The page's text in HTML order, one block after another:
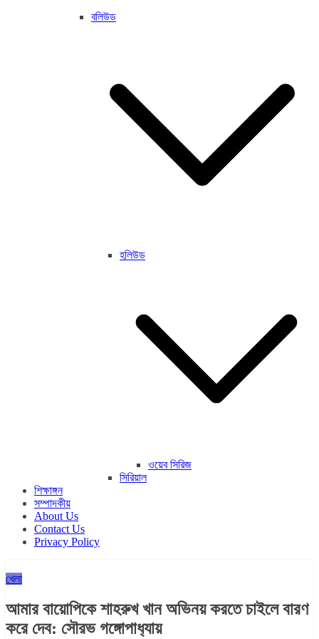
বলিউড
হলিউড
ওয়েব সিরিজ
সিরিয়াল
শিক্ষাঙ্গন
সম্পাদকীয়
About Us
Contact Us
Privacy Policy
খেলা
আমার বায়োপিকে শাহরুখ খান অভিনয় করতে চাইলে বারণ
করে দেব: সৌরভ গঙ্গোপাধ‍্যায়